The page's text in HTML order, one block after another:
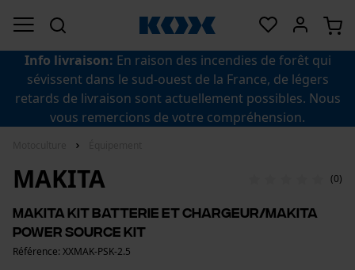
Info livraison: En raison des incendies de forêt qui
sévissent dans le sud-ouest de la France, de légers
retards de livraison sont actuellement possibles. Nous
vous remercions de votre compréhension.
MAKITA (0)
Makita Kit batterie et chargeur/Makita
Power Source Kit
Référence: XXMAK-PSK-2.5